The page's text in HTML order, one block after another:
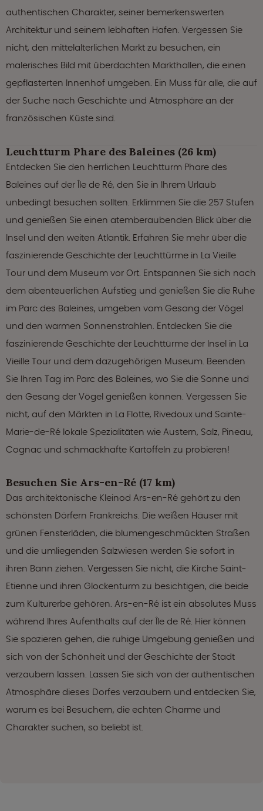
authentischen Charakter, seiner bemerkenswerten
Architektur und seinem lebhaften Hafen. Vergessen Sie
nicht, den mittelalterlichen Markt zu besuchen, ein
malerisches Bild mit überdachten Markthallen, die einen
gepflasterten Innenhof umgeben. Ein Muss für alle, die auf
der Suche nach Geschichte und Atmosphäre an der
französischen Küste sind.
Leuchtturm Phare des Baleines (26 km)
Entdecken Sie den herrlichen Leuchtturm Phare des
Baleines auf der Île de Ré, den Sie in Ihrem Urlaub
unbedingt besuchen sollten. Erklimmen Sie die 257 Stufen
und genießen Sie einen atemberaubenden Blick über die
Insel und den weiten Atlantik. Erfahren Sie mehr über die
faszinierende Geschichte der Leuchttürme in La Vieille
Tour und dem Museum vor Ort. Entspannen Sie sich nach
dem abenteuerlichen Aufstieg und genießen Sie die Ruhe
im Parc des Baleines, umgeben vom Gesang der Vögel
und den warmen Sonnenstrahlen. Entdecken Sie die
faszinierende Geschichte der Leuchttürme der Insel in La
Vieille Tour und dem dazugehörigen Museum. Beenden
Sie Ihren Tag im Parc des Baleines, wo Sie die Sonne und
den Gesang der Vögel genießen können. Vergessen Sie
nicht, auf den Märkten in La Flotte, Rivedoux und Sainte-
Marie-de-Ré lokale Spezialitäten wie Austern, Salz, Pineau,
Cognac und schmackhafte Kartoffeln zu probieren!
Besuchen Sie Ars-en-Ré (17 km)
Das architektonische Kleinod Ars-en-Ré gehört zu den
schönsten Dörfern Frankreichs. Die weißen Häuser mit
grünen Fensterläden, die blumengeschmückten Straßen
und die umliegenden Salzwiesen werden Sie sofort in
ihren Bann ziehen. Vergessen Sie nicht, die Kirche Saint-
Etienne und ihren Glockenturm zu besichtigen, die beide
zum Kulturerbe gehören. Ars-en-Ré ist ein absolutes Muss
während Ihres Aufenthalts auf der Île de Ré. Hier können
Sie spazieren gehen, die ruhige Umgebung genießen und
sich von der Schönheit und der Geschichte der Stadt
verzaubern lassen. Lassen Sie sich von der authentischen
Atmosphäre dieses Dorfes verzaubern und entdecken Sie,
warum es bei Besuchern, die echten Charme und
Charakter suchen, so beliebt ist.